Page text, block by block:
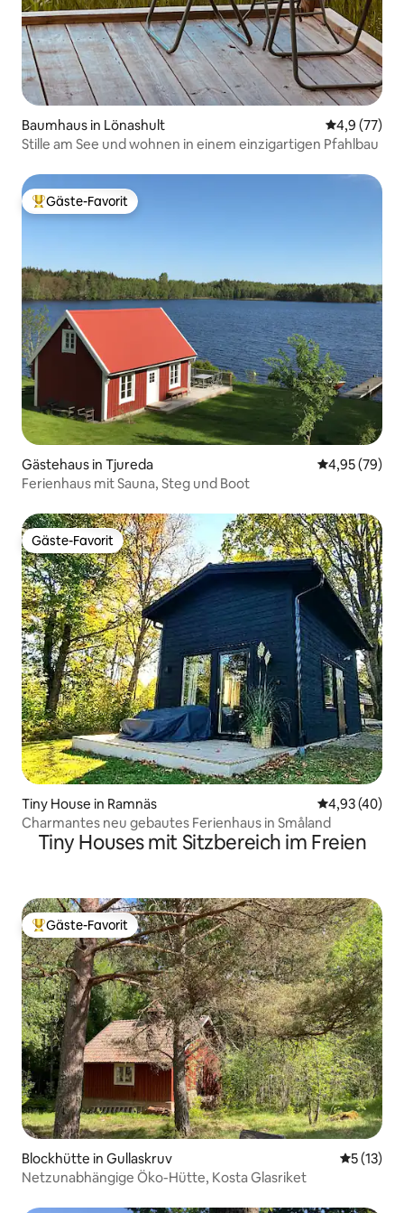
Baumhaus in Lönashult
4,9 (77)
Stille am See und wohnen in einem einzigartigen Pfahlbau
Beliebter Gäste-Favorit.
Gäste-Favorit
Gästehaus in Tjureda
4,95 (79)
Ferienhaus mit Sauna, Steg und Boot
Gäste-Favorit
Gäste-Favorit
Tiny House in Ramnäs
4,93 (40)
Charmantes neu gebautes Ferienhaus in Småland
Tiny Houses mit Sitzbereich im Freien
Beliebter Gäste-Favorit.
Gäste-Favorit
Blockhütte in Gullaskruv
5 (13)
Netzunabhängige Öko-Hütte, Kosta Glasriket